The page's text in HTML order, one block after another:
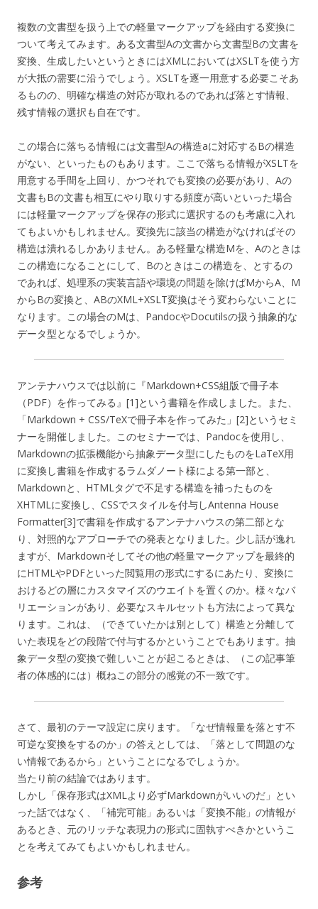
複数の文書型を扱う上での軽量マークアップを経由する変換に
ついて考えてみます。ある文書型Aの文書から文書型Bの文書を
変換、生成したいというときにはXMLにおいてはXSLTを使う方
が大抵の需要に沿うでしょう。XSLTを逐一用意する必要こそあ
るものの、明確な構造の対応が取れるのであれば落とす情報、
残す情報の選択も自在です。
この場合に落ちる情報には文書型Aの構造aに対応するBの構造
がない、といったものもあります。ここで落ちる情報がXSLTを
用意する手間を上回り、かつそれでも変換の必要があり、Aの
文書もBの文書も相互にやり取りする頻度が高いといった場合
には軽量マークアップを保存の形式に選択するのも考慮に入れ
てもよいかもしれません。変換先に該当の構造がなければその
構造は潰れるしかありません。ある軽量な構造Mを、Aのときは
この構造になることにして、Bのときはこの構造を、とするの
であれば、処理系の実装言語や環境の問題を除けばMからA、M
からBの変換と、ABのXML+XSLT変換はそう変わらないことに
なります。この場合のMは、PandocやDocutilsの扱う抽象的な
データ型となるでしょうか。
アンテナハウスでは以前に『Markdown+CSS組版で冊子本
（PDF）を作ってみる』[1]という書籍を作成しました。また、
「Markdown + CSS/TeXで冊子本を作ってみた」[2]というセミ
ナーを開催しました。このセミナーでは、Pandocを使用し、
Markdownの拡張機能から抽象データ型にしたものをLaTeX用
に変換し書籍を作成するラムダノート様による第一部と、
Markdownと、HTMLタグで不足する構造を補ったものを
XHTMLに変換し、CSSでスタイルを付与しAntenna House
Formatter[3]で書籍を作成するアンテナハウスの第二部とな
り、対照的なアプローチでの発表となりました。少し話が逸れ
ますが、Markdownそしてその他の軽量マークアップを最終的
にHTMLやPDFといった閲覧用の形式にするにあたり、変換に
おけるどの層にカスタマイズのウエイトを置くのか。様々なバ
リエーションがあり、必要なスキルセットも方法によって異な
ります。これは、（できていたかは別として）構造と分離して
いた表現をどの段階で付与するかということでもあります。抽
象データ型の変換で難しいことが起こるときは、（この記事筆
者の体感的には）概ねこの部分の感覚の不一致です。
さて、最初のテーマ設定に戻ります。「なぜ情報量を落とす不
可逆な変換をするのか」の答えとしては、「落として問題のな
い情報であるから」ということになるでしょうか。
当たり前の結論ではあります。
しかし「保存形式はXMLより必ずMarkdownがいいのだ」とい
った話ではなく、「補完可能」あるいは「変換不能」の情報が
あるとき、元のリッチな表現力の形式に固執すべきかというこ
とを考えてみてもよいかもしれません。
参考